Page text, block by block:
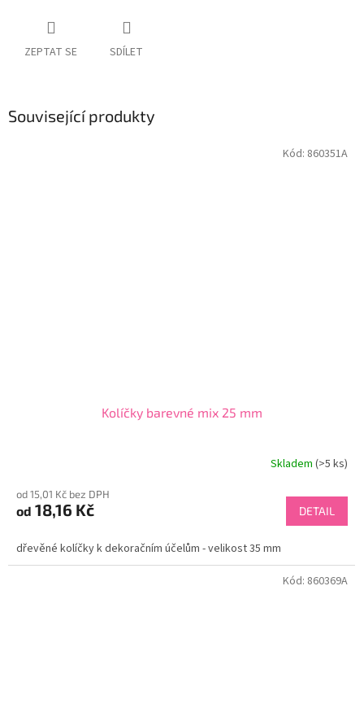
ZEPTAT SE SDÍLET
Související produkty
Kolíčky barevné mix 25 mm
Skladem (>5 ks)
od 15,01 Kč bez DPH
od 18,16 Kč DETAIL
dřevěné kolíčky k dekoračním účelům - velikost 35 mm
Kód: 860351A
Kód: 860369A